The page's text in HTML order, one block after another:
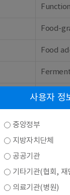
Food-
Food
Feed
사용자 정
중앙정부
지방자치단체
공공기관
기타기관(협회, 재
의료기관(병원)